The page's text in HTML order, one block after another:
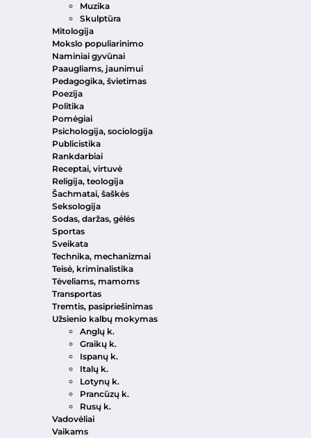
Muzika
Skulptūra
Mitologija
Mokslo populiarinimo
Naminiai gyvūnai
Paaugliams, jaunimui
Pedagogika, švietimas
Poezija
Politika
Pomėgiai
Psichologija, sociologija
Publicistika
Rankdarbiai
Receptai, virtuvė
Religija, teologija
Šachmatai, šaškės
Seksologija
Sodas, daržas, gėlės
Sportas
Sveikata
Technika, mechanizmai
Teisė, kriminalistika
Tėveliams, mamoms
Transportas
Tremtis, pasipriešinimas
Užsienio kalbų mokymas
Anglų k.
Graikų k.
Ispanų k.
Italų k.
Lotynų k.
Prancūzų k.
Rusų k.
Vadovėliai
Vaikams